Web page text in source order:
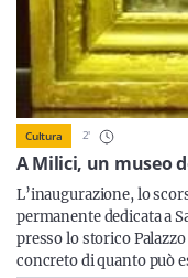
Resta sempre
nostra newsletter
Iscriviti
A Milici, un museo
Cultura 2'
L’inaugurazione, lo
permanente dedicata a
presso lo storico
concreto di quanto può